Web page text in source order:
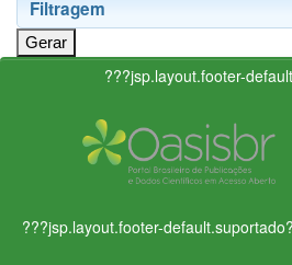
Filtragem
???jsp.layout.footer-
???jsp.layout.footer-